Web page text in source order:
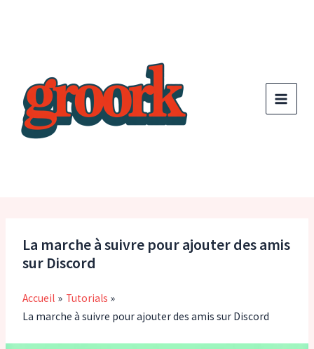
La marche à suivre pour ajouter des amis
sur Discord
Accueil
Tutorials
La marche à suivre pour ajouter des amis sur Discord